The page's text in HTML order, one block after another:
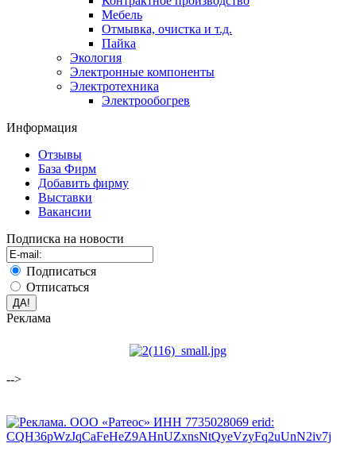
Мебель
Отмывка, очистка и т.д.
Пайка
Экология
Электронные компоненты
Электротехника
Электрообогрев
Информация
Отзывы
База Фирм
Добавить фирму
Выставки
Вакансии
Подписка на новости
Подписаться
Отписаться
Реклама
-->